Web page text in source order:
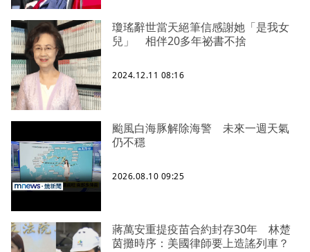
瓊瑤辭世當天絕筆信感謝她「是我女
兒」 相伴20多年祕書不捨
2024.12.11 08:16
颱風白海豚解除海警 未來一週天氣
仍不穩
2026.08.10 09:25
蔣萬安重提疫苗合約封存30年 林楚
茵攤時序：美國律師要上造謠列車？